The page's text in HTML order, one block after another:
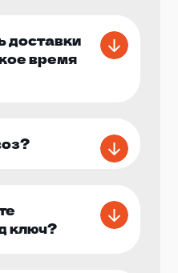
а также с
демонтажом
чтобы узнать
доставки
время
ключ?